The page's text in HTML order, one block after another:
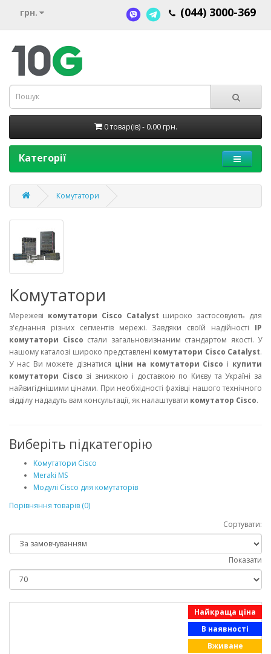
грн. (044) 3000-369
0 товар(ів) - 0.00 грн.
Категорії
Комутатори
Комутатори
Мережеві комутатори Cisco Catalyst широко застосовують для
з'єднання різних сегментів мережі. Завдяки своїй надійності IP
комутатори Cisco стали загальновизнаним стандартом якості. У
нашому каталозі широко представлені комутатори Cisco Catalyst.
У нас Ви можете дізнатися ціни на комутатори Cisco і купити
комутатори Cisco зі знижкою і доставкою по Києву та Україні за
найвигіднішими цінами. При необхідності фахівці нашого технічного
відділу нададуть вам консультації, як налаштувати комутатор Cisco.
Виберіть підкатегорію
Комутатори Cisco
Meraki MS
Модулі Cisco для комутаторів
Порівняння товарів (0)
Сортувати:
Показати
Найкраща ціна
В наявності
Вживане